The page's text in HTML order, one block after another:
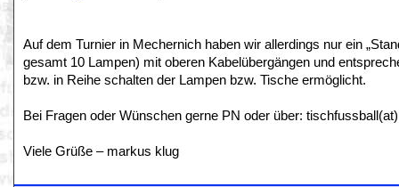
Auf dem Turnier in Mechernich haben wir allerdings nur ein
gesamt 10 Lampen) mit oberen Kabelübergängen und
bzw. in Reihe schalten der Lampen bzw. Tische ermöglicht.
Bei Fragen oder Wünschen gerne PN oder über:
Viele Grüße – markus klug